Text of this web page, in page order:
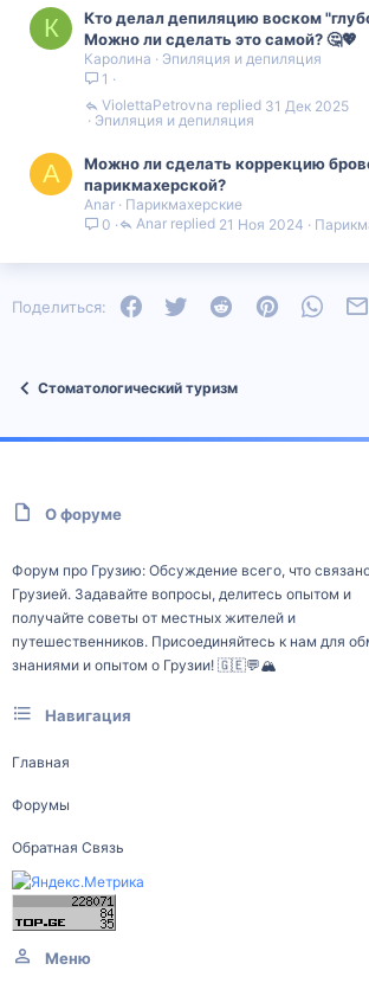
К
Кто делал депиляцию воском
Можно ли сделать это самой? 🤔💖
Каролина
Эпиляция и депиляция
1
Эпиляция и депиляция
31 Дек 2025
ViolettaPetrovna
A
Можно ли сделать коррекцию
парикмахерской?
Anar
Парикмахерские
0
21 Ноя 2024
Anar
Поделиться: FacebookTwitter Reddit Pinterest
Стоматологический туризм
О форуме
Форум про Грузию: Обсуждение всего, что
Грузией. Задавайте вопросы, делитесь опытом и
получайте советы от местных жителей и
путешественников. Присоединяйтесь к нам для
знаниями и опытом о Грузии! 🇬🇪💬🏔️
Навигация
Главная
Форумы
Обратная Связь
Меню